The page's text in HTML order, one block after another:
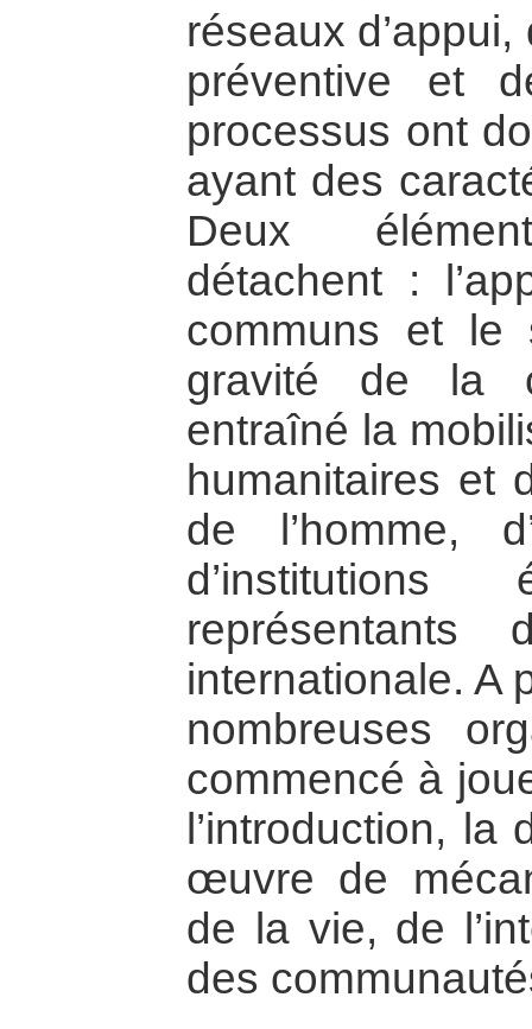
réseaux
préventive et
processus ont
ayant des
Deux
détachent :
communs et le
gravité de la
entraîné la
humanitaires et
de l’homme,
représentants
internationale. A
nombreuses
commencé à
l’introduction,
œuvre de
de la vie, de
des